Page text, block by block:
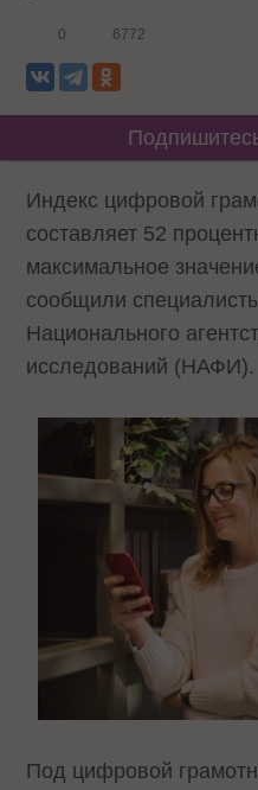
0 6772
Индекс цифровой
составляет 52
максимальное
сообщили
Национального
исследований (НАФИ).
Под цифровой